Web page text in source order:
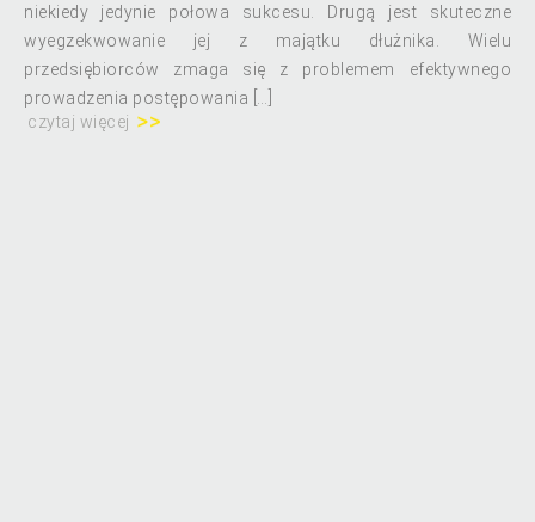
niekiedy jedynie połowa sukcesu. Drugą jest skuteczne
wyegzekwowanie jej z majątku dłużnika. Wielu
przedsiębiorców zmaga się z problemem efektywnego
prowadzenia postępowania […]
czytaj więcej